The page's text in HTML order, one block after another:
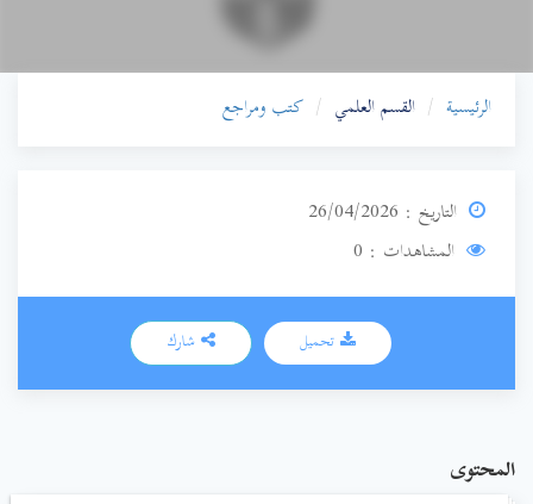
الرئيسية القسم العلمي كتب ومراجع
التاريخ : 26/04/2026
المشاهدات : 0
تحميل
المحتوى